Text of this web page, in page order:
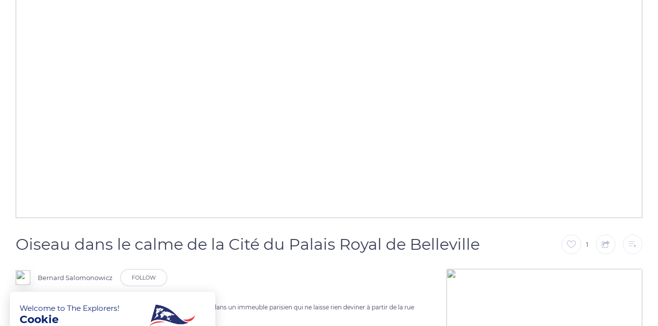
Oiseau dans le calme de la Cité du Palais Royal de Belleville 1
Bernard Salomonowicz FOLLOW
Un des nombreux oiseaux évoluant dans le calme de cette cité sise dans un immeuble parisien qui ne laisse rien deviner à partir de la rue
de Belleville.
Welcome to The Explorers!
Cookie